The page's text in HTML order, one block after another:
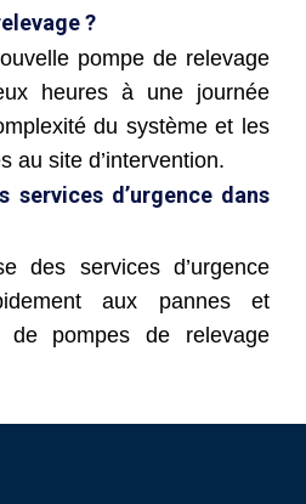
?
pompe de relevage
heures à une journée
du système et les
au site d’intervention.
services d’urgence dans
des services d’urgence
aux pannes et
de pompes de relevage